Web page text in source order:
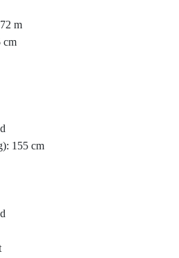
m
cm
155 cm